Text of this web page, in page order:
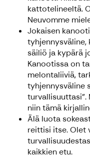
kattotelineeltä.
Neuvomme
Jokaisen
säiliö ja kypärä
Kanootissa on
melontaliiviä,
tyhjennysväline
turvallisuuttasi".
niin tämä
Älä luota
reittisi itse. Olet
kaikkien etu.